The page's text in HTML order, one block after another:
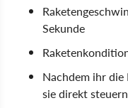
Sekunde
Nachdem ihr
sie direkt